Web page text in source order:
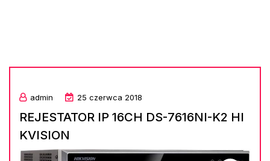
admin 25 czerwca 2018
REJESTATOR IP 16CH DS-7616NI-K2 HI
KVISION